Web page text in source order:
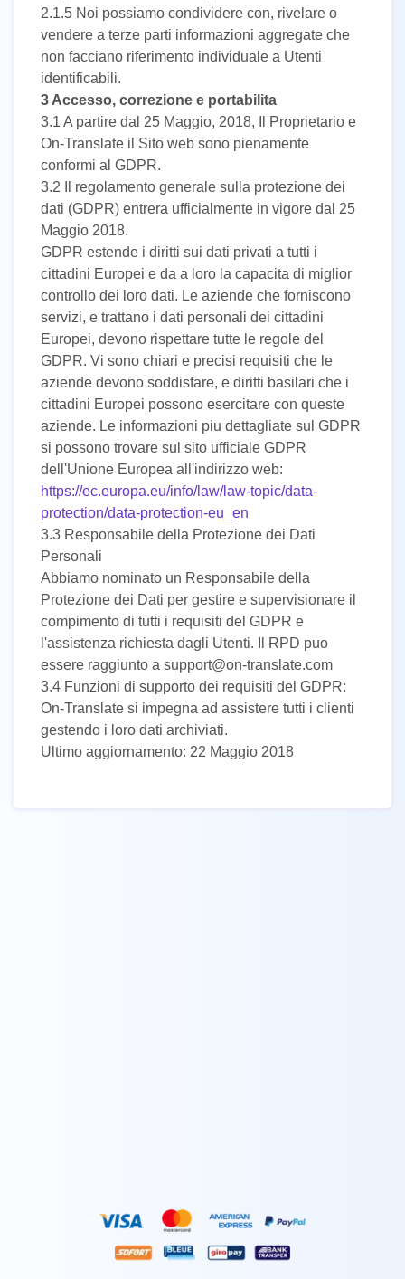
2.1.5 Noi possiamo condividere con, rivelare o
vendere a terze parti informazioni aggregate che
non facciano riferimento individuale a Utenti
identificabili.
3 Accesso, correzione e portabilita
3.1 A partire dal 25 Maggio, 2018, Il Proprietario e
On-Translate il Sito web sono pienamente
conformi al GDPR.
3.2 Il regolamento generale sulla protezione dei
dati (GDPR) entrera ufficialmente in vigore dal 25
Maggio 2018.
GDPR estende i diritti sui dati privati a tutti i
cittadini Europei e da a loro la capacita di miglior
controllo dei loro dati. Le aziende che forniscono
servizi, e trattano i dati personali dei cittadini
Europei, devono rispettare tutte le regole del
GDPR. Vi sono chiari e precisi requisiti che le
aziende devono soddisfare, e diritti basilari che i
cittadini Europei possono esercitare con queste
aziende. Le informazioni piu dettagliate sul GDPR
si possono trovare sul sito ufficiale GDPR
dell'Unione Europea all'indirizzo web:
https://ec.europa.eu/info/law/law-topic/data-
protection/data-protection-eu_en
3.3 Responsabile della Protezione dei Dati
Personali
Abbiamo nominato un Responsabile della
Protezione dei Dati per gestire e supervisionare il
compimento di tutti i requisiti del GDPR e
l'assistenza richiesta dagli Utenti. Il RPD puo
essere raggiunto a support@on-translate.com
3.4 Funzioni di supporto dei requisiti del GDPR:
On-Translate si impegna ad assistere tutti i clienti
gestendo i loro dati archiviati.
Ultimo aggiornamento: 22 Maggio 2018